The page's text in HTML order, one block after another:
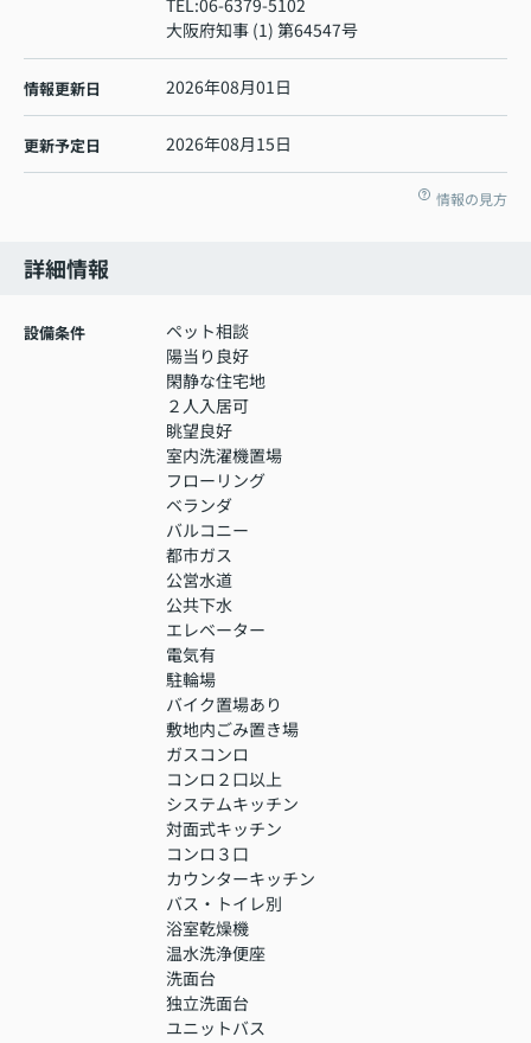
TEL:06-6379-5102
大阪府知事 (1) 第64547号
情報更新日 2026年08月01日
更新予定日 2026年08月15日
情報の見方
詳細情報
設備条件
ペット相談
陽当り良好
閑静な住宅地
２人入居可
眺望良好
室内洗濯機置場
フローリング
ベランダ
バルコニー
都市ガス
公営水道
公共下水
エレベーター
電気有
駐輪場
バイク置場あり
敷地内ごみ置き場
ガスコンロ
コンロ２口以上
システムキッチン
対面式キッチン
コンロ３口
カウンターキッチン
バス・トイレ別
浴室乾燥機
温水洗浄便座
洗面台
独立洗面台
ユニットバス